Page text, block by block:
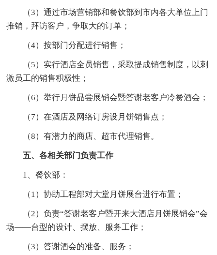
（3）通过市场营销部和餐饮部到市内各大单位上门
推销，拜访客户，争取大的订单；
（4）按部门分配进行销售；
（5）实行酒店全员销售，采取提成销售制度，以刺
激员工的销售积极性；
（6）举行月饼品尝展销会暨答谢老客户冷餐酒会；
（7）在酒店及网络订房设月饼销售点；
（8）有潜力的商店、超市代理销售。
五、各相关部门负责工作
1、餐饮部：
（1）协助工程部对大堂月饼展台进行布置；
（2）负责“答谢老客户暨开来大酒店月饼展销会”会
场——台型的设计、摆放、服务工作；
（3）答谢酒会的准备、服务；